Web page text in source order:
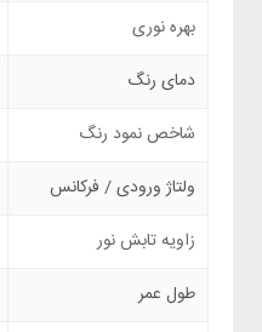
بهره نوری
دمای رنگ
شاخص نمود رنگ
ولتاژ ورودی / فرکانس
زاویه تابش نور
طول عمر